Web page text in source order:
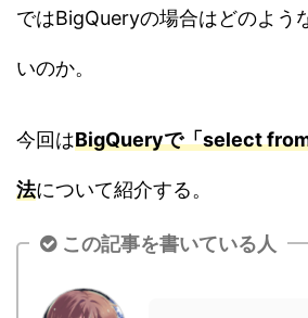
ではBigQueryの場合はどのよう
いのか。
今回はBigQueryで「select
法について紹介する。
この記事を書いている人